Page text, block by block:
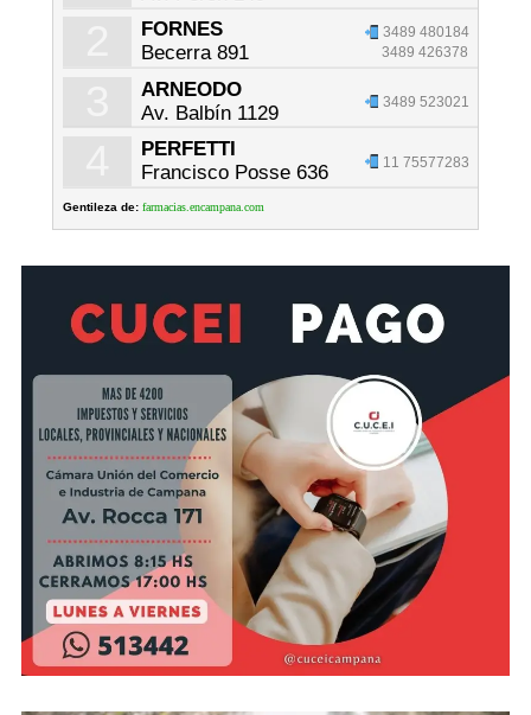
FORNES
Becerra 891
3489 480184
3489 426378
ARNEODO
Av. Balbín 1129
3489 523021
PERFETTI
Francisco Posse 636
11 75577283
Gentileza de: farmacias.encampana.com